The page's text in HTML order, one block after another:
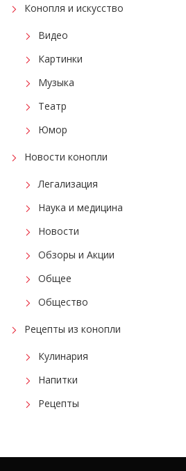
Конопля и искусство
Видео
Картинки
Музыка
Театр
Юмор
Новости конопли
Легализация
Наука и медицина
Новости
Обзоры и Акции
Общее
Общество
Рецепты из конопли
Кулинария
Напитки
Рецепты